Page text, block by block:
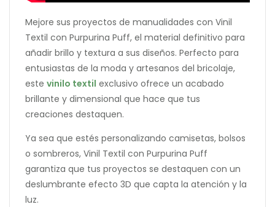
Mejore sus proyectos de manualidades con Vinil
Textil con Purpurina Puff, el material definitivo para
añadir brillo y textura a sus diseños. Perfecto para
entusiastas de la moda y artesanos del bricolaje,
este vinilo textil exclusivo ofrece un acabado
brillante y dimensional que hace que tus
creaciones destaquen.
Ya sea que estés personalizando camisetas, bolsos
o sombreros, Vinil Textil con Purpurina Puff
garantiza que tus proyectos se destaquen con un
deslumbrante efecto 3D que capta la atención y la
luz.